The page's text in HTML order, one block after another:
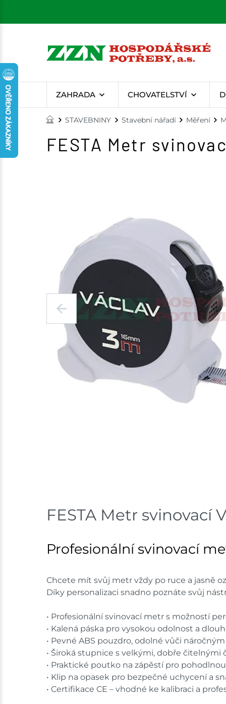
ZAHRADA CHOVATELSTVÍ
STAVEBNINY Stavební nářadí Měření
FESTA Metr
FESTA Metr svinovací
Profesionální svinovací
Chcete mít svůj metr vždy po ruce a jasně
Díky personalizaci snadno poznáte svůj
• Profesionální svinovací metr s možností
• Kalená páska pro vysokou odolnost a
• Pevné ABS pouzdro, odolné vůči
• Široká stupnice s velkými, dobře čitelnými
• Praktické poutko na zápěstí pro
• Klip na opasek pro bezpečné uchycení a
• Certifikace CE – vhodné ke kalibraci a